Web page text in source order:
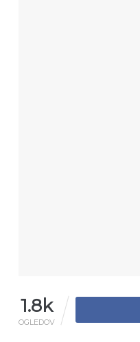
1.8k
OGLEDOV